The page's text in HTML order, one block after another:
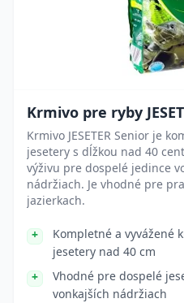
Krmivo pre ryby
Krmivo JESETER Senior je
jesetery s dĺžkou nad 40
výživu pre dospelé jedince
nádržiach. Je vhodné pre
jazierkach.
Kompletné a vyvážené
jesetery nad 40 cm
Vhodné pre dospelé
vonkajších nádržiach